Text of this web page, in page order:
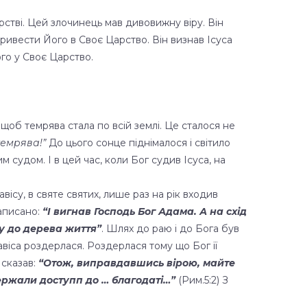
Цей злочинець мав дивовижну віру. Він
Його в Своє Царство. Він визнав Ісуса
у Своє Царство.
темрява стала по всій землі. Це сталося не
До цього сонце піднімалося і світило
судом. І в цей час, коли Бог судив Ісуса, на
в святе святих, лише раз на рік входив
“І вигнав Господь Бог Адама. А на схід
до дерева життя”. Шлях до раю і до Бога був
роздерлася. Роздерлася тому що Бог її
“Отож, виправдавшись вірою, майте
доступп до … благодаті…” (Рим.5:2) З